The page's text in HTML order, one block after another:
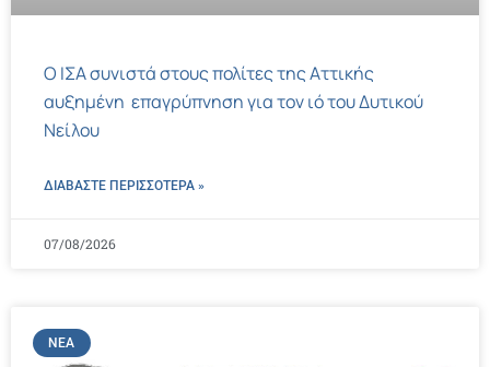
Ο ΙΣΑ συνιστά στους πολίτες της Αττικής
αυξημένη επαγρύπνηση για τον ιό του Δυτικού
Νείλου
ΔΙΑΒΑΣΤΕ ΠΕΡΙΣΣΌΤΕΡΑ »
07/08/2026
ΝΈΑ